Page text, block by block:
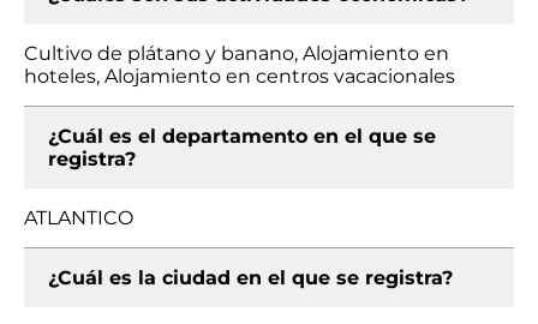
Cultivo de plátano y banano, Alojamiento en
hoteles, Alojamiento en centros vacacionales
¿Cuál es el departamento en el que se
registra?
ATLANTICO
¿Cuál es la ciudad en el que se registra?